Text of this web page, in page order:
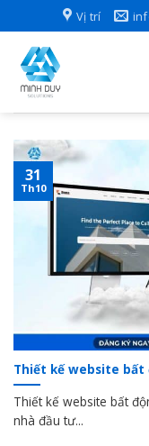
to
content
Vị trí
Thiết kế website bất
Thiết kế website bất
nhà đầu tư...
31
Th10